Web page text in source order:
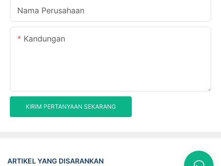
Nama Perusahaan
Kandungan
KIRIM PERTANYAAN SEKARANG
ARTIKEL YANG DISARANKAN Kasus